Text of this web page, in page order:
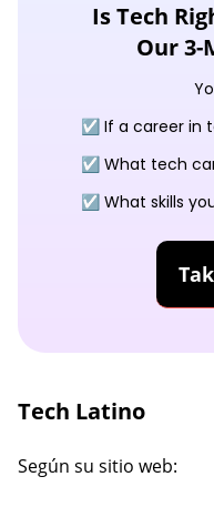
Is Tech
Our 3-
☑️ If a career in
☑️ What tech
☑️ What skills
Tech Latino
Según su sitio web: